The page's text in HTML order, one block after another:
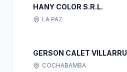
HANY COLOR S.R.L.
LA PAZ
GERSON CALET
COCHABAMBA